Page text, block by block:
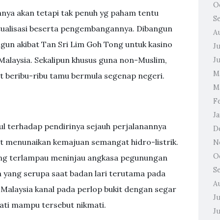
akan tetapi tak penuh yg paham tentu
beserta pengembangannya. Dibangun
akibat Tan Sri Lim Goh Tong untuk kasino
Sekalipun khusus guna non-Muslim,
beribu-ribu tamu bermula segenap negeri.
terhadap pendirinya sejauh perjalanannya
menunaikan kemajuan semangat hidro-listrik.
terlampau meninjau angkasa pegunungan
serupa saat badan lari terutama pada
kanal pada perlop bukit dengan segar
mampu tersebut nikmati.